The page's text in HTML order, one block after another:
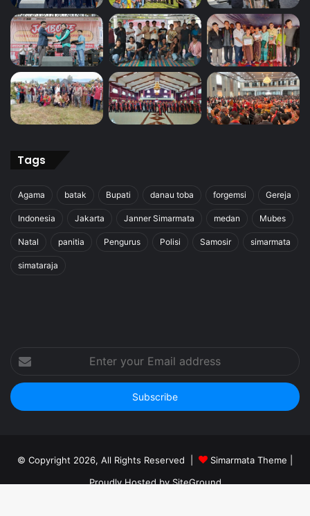
Tags
Agama batak Bupati danau toba forgemsi Gereja
Indonesia Jakarta Janner Simarmata medan Mubes
Natal panitia Pengurus Polisi Samosir simarmata
simataraja
your
Email
address
© Copyright 2026, All Rights Reserved | Simarmata Theme
Proudly Hosted bySiteGround